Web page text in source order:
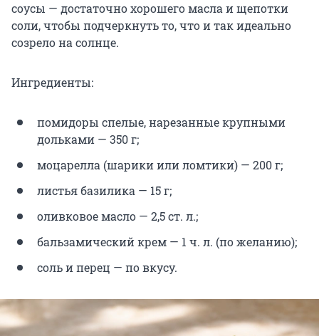
соусы — достаточно хорошего масла и щепотки
соли, чтобы подчеркнуть то, что и так идеально
созрело на солнце.
Ингредиенты:
помидоры спелые, нарезанные крупными
дольками — 350 г;
моцарелла (шарики или ломтики) — 200 г;
листья базилика — 15 г;
оливковое масло — 2,5 ст. л.;
бальзамический крем — 1 ч. л. (по желанию);
соль и перец — по вкусу.